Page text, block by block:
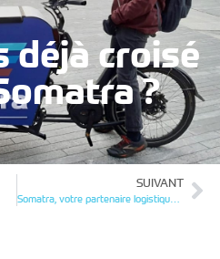
déjà croisé
?
SUIVANT
Somatra, votre partenaire logistique de confiance